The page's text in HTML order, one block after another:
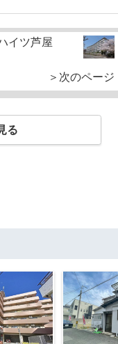
イツ芦屋
＞次のページ
る